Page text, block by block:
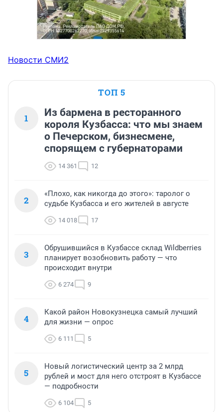
Новости СМИ2
ТОП 5
1
Из бармена в ресторанного
короля Кузбасса: что мы знаем
о Печерском, бизнесмене,
спорящем с губернаторами
14 361 12
2
«Плохо, как никогда до этого»: таролог о
судьбе Кузбасса и его жителей в августе
14 018 17
3
Обрушившийся в Кузбассе склад Wildberries
планирует возобновить работу — что
происходит внутри
6 274 9
4
Какой район Новокузнецка самый лучший
для жизни — опрос
6 111 5
5
Новый логистический центр за 2 млрд
рублей и мост для него отстроят в Кузбассе
— подробности
6 104 5